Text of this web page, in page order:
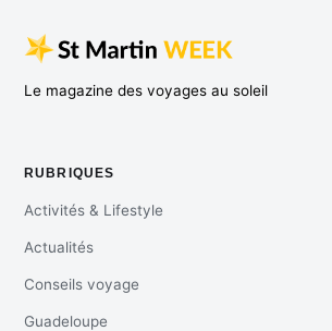
Le magazine des voyages au soleil
RUBRIQUES
Activités & Lifestyle
Actualités
Conseils voyage
Guadeloupe